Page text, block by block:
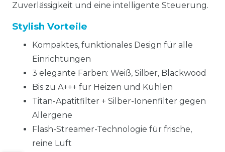
Zuverlässigkeit und eine intelligente Steuerung.
Stylish Vorteile
Kompaktes, funktionales Design für alle
Einrichtungen
3 elegante Farben: Weiß, Silber, Blackwood
Bis zu A+++ für Heizen und Kühlen
Titan-Apatitfilter + Silber-Ionenfilter gegen
Allergene
Flash-Streamer-Technologie für frische,
reine Luft